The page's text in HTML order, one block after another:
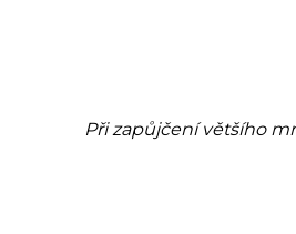
Při zapůjčení většího